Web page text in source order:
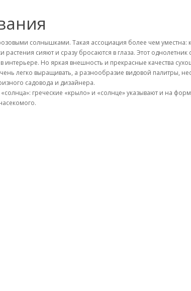
солнышками. Такая ассоциация более чем уместна:
сияют и сразу бросаются в глаза. Этот однолетник
интерьере. Но яркая внешность и прекрасные качества
легко выращивать, а разнообразие видовой палитры,
садовода и дизайнера.
греческие «крыло» и «солнце» указывают и на